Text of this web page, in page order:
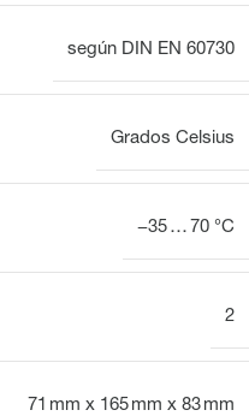
según DIN EN 60730
Grados Celsius
−35 … 70 °C
2
71 mm x 165 mm x 83 mm